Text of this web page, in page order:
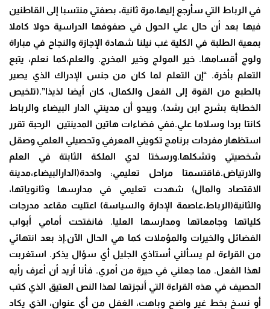
في الرباط التي سأرجع إليها،مرة ثانية، بصفتي منتسبا إلى القاطنين
فيها بعد أن حال علي الحول في صفوفها الدراسية حولا كاملا
بمعية الطلبة في الكلية غب نيلنا شهادة الإجازة والنجاح في مباراة
ولوج أقسامها. خير المولج وخير المخرج. والعلم،كما نعلم، يتبع
التعلم بأخرة. “إن التعلم لما كان من جنس الإدراك الذي يصير
بالطبع من القوة إلى الفعل والكمال، كان أيضا لذيذا”.(تلخيص
الخطابة بشرح ابن رشد). ويبدو أن مدينتي الدار البيضاء والرباط
كانتا بردا وسلاما علي.ففي فضاءات هاتين المدينتين الرحبة تقرر
استظهار مفردات برنامج تكويني المعرفي وتحصيلي العلمي وصقل
شخصيتي وتشكلها.ورسختا لدي الملكة الثابتة في العلم
والارتياض.فاقتسمتا مراحل تعليمي: واحدة(الدارالبيضاء،مدينة
الاقتصاد والمال) شهدت تعليمي في مدارسها وثانوياتها،
والثانية(الرباط،عاصمة الإدارة والسياسة) اعتليت مقاعد مدرجات
كلياتها وجامعاتها ومدارسها العليا. فانفتحت أمامي أبواب
الفضائل والخيرات والمؤملات كما هي الحال الآن.إذ بعد انتهائي
من القراءة لم يسألني أستاذي الجليل أي سؤال يذكر. استغربت
لهذا الفعل. مما جعلني في حيرة من أمري. فأنا أريد أن أعرف رأيه
الحصيف في هذه القراءة التي أنجزتها لهذا النص العتيق الذي كتب
أو نسخ بخط غير واضح وباهت، الغفل من أي عنوان، الذي يكاد